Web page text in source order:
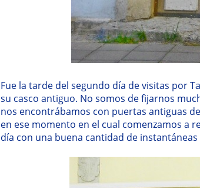
Fue la tarde del segundo día de visitas por
su casco antiguo. No somos de fijarnos
nos encontrábamos con puertas antiguas
en ese momento en el cual comenzamos a
día con una buena cantidad de